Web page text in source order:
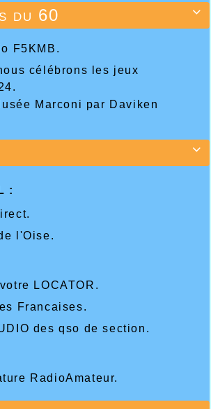

du 60
F5KMB.
célébrons les jeux
Marconi par Daviken

:
l'Oise.
LOCATOR.
Francaises.
des qso de section.
RadioAmateur.